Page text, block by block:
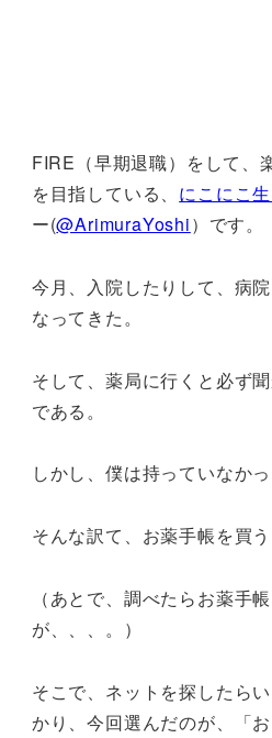
FIRE（早期退職）をして、
を目指している、 にこにこ
ー(@ArimuraYoshi）です。
今月、入院したりして、病
なってきた。
そして、薬局に行くと必ず
である。
しかし、僕は持っていなかっ
そんな訳て、お薬手帳を買う
（あとで、調べたらお薬手
が、、、。）
そこで、ネットを探したら
かり、今回選んだのが、「